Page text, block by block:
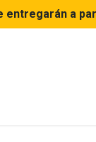
entregarán a